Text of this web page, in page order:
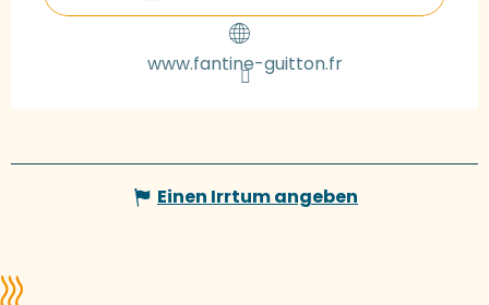
www.fantine-guitton.fr
Einen Irrtum angeben